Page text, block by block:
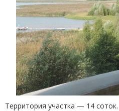
Территория участка — 14